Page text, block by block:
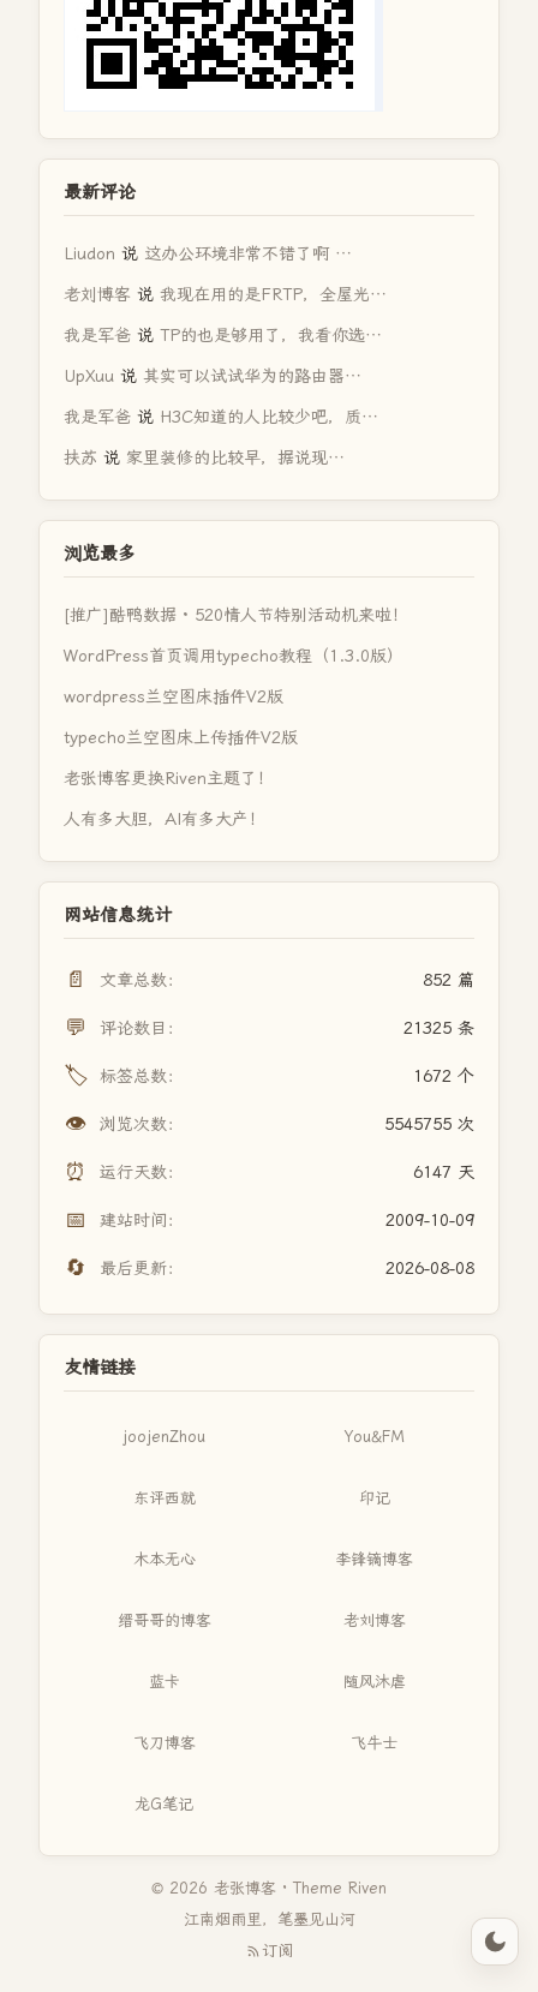
最新评论
Liudon 说 这办公环境非常不错了啊 …
老刘博客 说 我现在用的是FRTP，全屋光…
我是军爸 说 TP的也是够用了，我看你选…
UpXuu 说 其实可以试试华为的路由器…
我是军爸 说 H3C知道的人比较少吧，质…
扶苏 说 家里装修的比较早，据说现…
浏览最多
[推广]酷鸭数据 · 520情人节特别活动机来啦！
WordPress首页调用typecho教程（1.3.0版）
wordpress兰空图床插件V2版
typecho兰空图床上传插件V2版
老张博客更换Riven主题了！
人有多大胆，AI有多大产！
网站信息统计
📄 文章总数： 852 篇
💬 评论数目： 21325 条
🏷️ 标签总数： 1672 个
👁️ 浏览次数： 5545755 次
⏰ 运行天数： 6147 天
📅 建站时间： 2009-10-09
🔄 最后更新： 2026-08-08
友情链接
joojenZhou You&FM
东评西就 印记
木本无心 李锋镝博客
缙哥哥的博客 老刘博客
蓝卡 随风沐虐
飞刀博客 飞牛士
龙G笔记
© 2026 老张博客 · Theme Riven
江南烟雨里，笔墨见山河
订阅